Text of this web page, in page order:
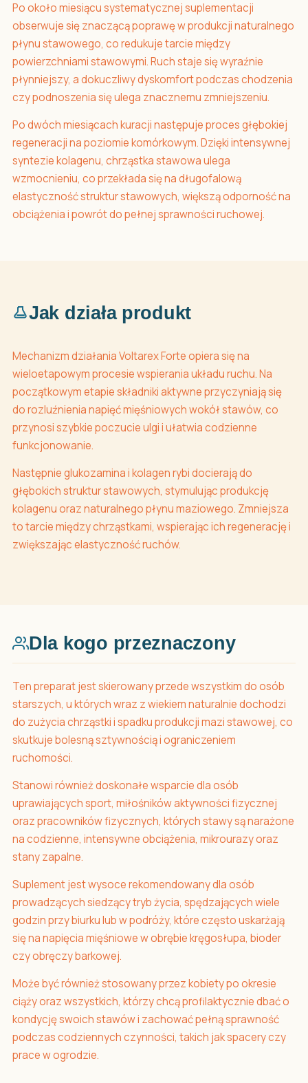
Po około miesiącu systematycznej suplementacji
obserwuje się znaczącą poprawę w produkcji naturalnego
płynu stawowego, co redukuje tarcie między
powierzchniami stawowymi. Ruch staje się wyraźnie
płynniejszy, a dokuczliwy dyskomfort podczas chodzenia
czy podnoszenia się ulega znacznemu zmniejszeniu.
Po dwóch miesiącach kuracji następuje proces głębokiej
regeneracji na poziomie komórkowym. Dzięki intensywnej
syntezie kolagenu, chrząstka stawowa ulega
wzmocnieniu, co przekłada się na długofalową
elastyczność struktur stawowych, większą odporność na
obciążenia i powrót do pełnej sprawności ruchowej.
Jak działa produkt
Mechanizm działania Voltarex Forte opiera się na
wieloetapowym procesie wspierania układu ruchu. Na
początkowym etapie składniki aktywne przyczyniają się
do rozluźnienia napięć mięśniowych wokół stawów, co
przynosi szybkie poczucie ulgi i ułatwia codzienne
funkcjonowanie.
Następnie glukozamina i kolagen rybi docierają do
głębokich struktur stawowych, stymulując produkcję
kolagenu oraz naturalnego płynu maziowego. Zmniejsza
to tarcie między chrząstkami, wspierając ich regenerację i
zwiększając elastyczność ruchów.
Dla kogo przeznaczony
Ten preparat jest skierowany przede wszystkim do osób
starszych, u których wraz z wiekiem naturalnie dochodzi
do zużycia chrząstki i spadku produkcji mazi stawowej, co
skutkuje bolesną sztywnością i ograniczeniem
ruchomości.
Stanowi również doskonałe wsparcie dla osób
uprawiających sport, miłośników aktywności fizycznej
oraz pracowników fizycznych, których stawy są narażone
na codzienne, intensywne obciążenia, mikrourazy oraz
stany zapalne.
Suplement jest wysoce rekomendowany dla osób
prowadzących siedzący tryb życia, spędzających wiele
godzin przy biurku lub w podróży, które często uskarżają
się na napięcia mięśniowe w obrębie kręgosłupa, bioder
czy obręczy barkowej.
Może być również stosowany przez kobiety po okresie
ciąży oraz wszystkich, którzy chcą profilaktycznie dbać o
kondycję swoich stawów i zachować pełną sprawność
podczas codziennych czynności, takich jak spacery czy
prace w ogrodzie.